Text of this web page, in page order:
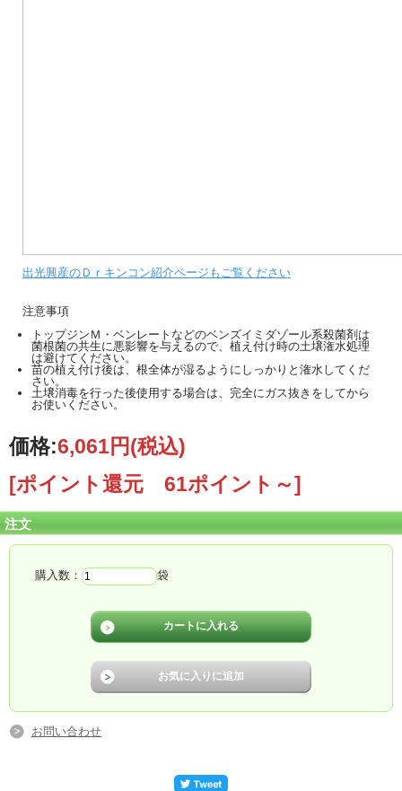
出光興産のＤｒキンコン紹介ページもご覧ください
注意事項
トップジンＭ・ベンレートなどのベンズイミダゾール系殺菌剤は
菌根菌の共生に悪影響を与えるので、植え付け時の土壌潅水処理
は避けてください。
苗の植え付け後は、根全体が湿るようにしっかりと潅水してくだ
さい。
土壌消毒を行った後使用する場合は、完全にガス抜きをしてから
お使いください。
価格:6,061円(税込)
[ポイント還元 61ポイント～]
注文
購入数： 袋
お問い合わせ